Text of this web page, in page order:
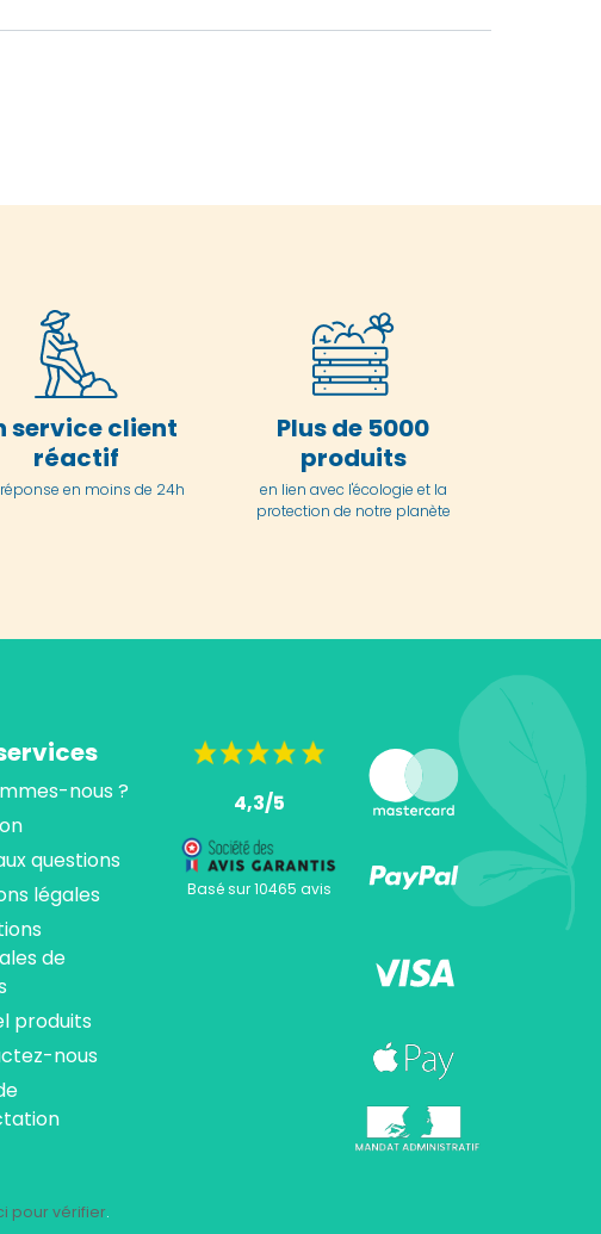
Personnalisez vos préférences pour contrôler la manière dont
service client
réactif
réponse en moins de 24h
Plus de 5000
produits
en lien avec l'écologie et la
protection de notre planète
nous ?
questions
légales
de
produits
nous
4,3/5
Basé sur 10465 avis
pour vérifier.